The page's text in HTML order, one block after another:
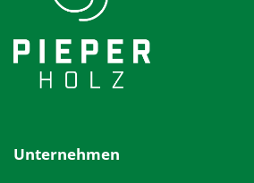
Unternehmen